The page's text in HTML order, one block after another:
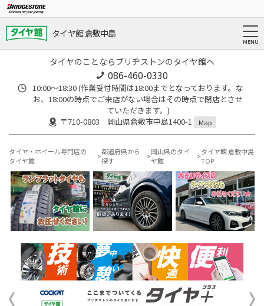
タイヤ館 倉敷中島
タイヤのことならブリヂストンのタイヤ館へ
086-460-0330
10:00～18:30 (作業受付時間は18:00までとなっております。な
お、18:00の時点でご来店がない場合はその時点で閉店とさせ
ていただきます。)
〒710-0803 岡山県倉敷市中島1400-1
Map
タイヤ・ホイール専門店の
タイヤ館
都道府県から
探す
岡山県のタイ
ヤ館
タイヤ館 倉敷中島
TOP